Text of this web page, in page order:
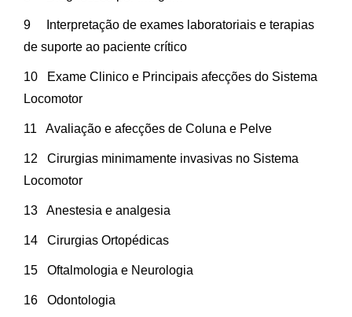
9 Interpretação de exames laboratoriais e terapias
de suporte ao paciente crítico
10 Exame Clinico e Principais afecções do Sistema
Locomotor
11 Avaliação e afecções de Coluna e Pelve
12 Cirurgias minimamente invasivas no Sistema
Locomotor
13 Anestesia e analgesia
14 Cirurgias Ortopédicas
15 Oftalmologia e Neurologia
16 Odontologia